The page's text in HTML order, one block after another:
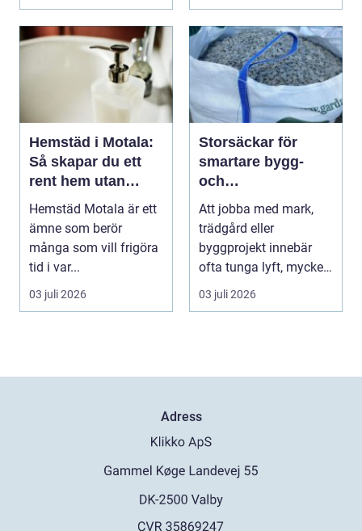
Hemstäd i Motala:
Så skapar du ett
rent hem utan
stress
Hemstäd Motala är ett
ämne som berör
många som vill frigöra
tid i var...
03 juli 2026
Storsäckar för
smartare bygg-
och
trädgårdsprojekt
Att jobba med mark,
trädgård eller
byggprojekt innebär
ofta tunga lyft, mycket
logis...
03 juli 2026
Adress